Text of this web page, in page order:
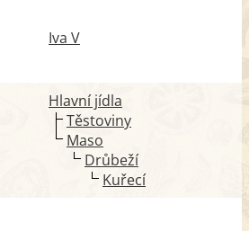
Iva V
Hlavní jídla
Těstoviny
Maso
Drůbeží
Kuřecí